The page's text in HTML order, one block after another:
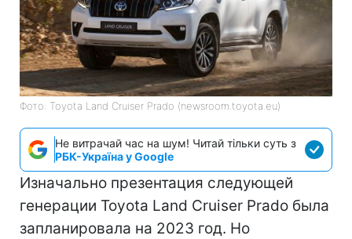
Фото: Toyota Land Cruiser Prado (newsroom.toyota.eu)
Не витрачай час на шум! Читай тільки суть з
РБК-Україна у Google
Изначально презентация следующей
генерации Toyota Land Cruiser Prado была
запланировала на 2023 год. Но